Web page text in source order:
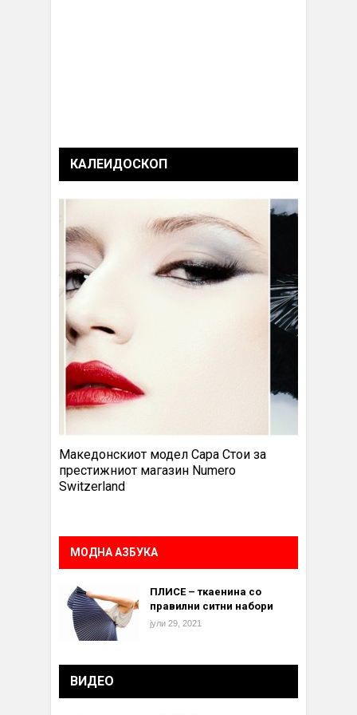
КАЛЕИДОСКОП
Македонскиот модел Сара Стои за
престижниот магазин Numero
Switzerland
МОДНА АЗБУКА
ПЛИСЕ – ткаенина со
правилни ситни набори
јули 29, 2021
ВИДЕО